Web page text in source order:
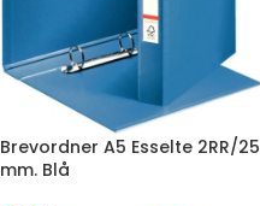
Brevordner A5 Esselte 2RR/25
mm. Blå